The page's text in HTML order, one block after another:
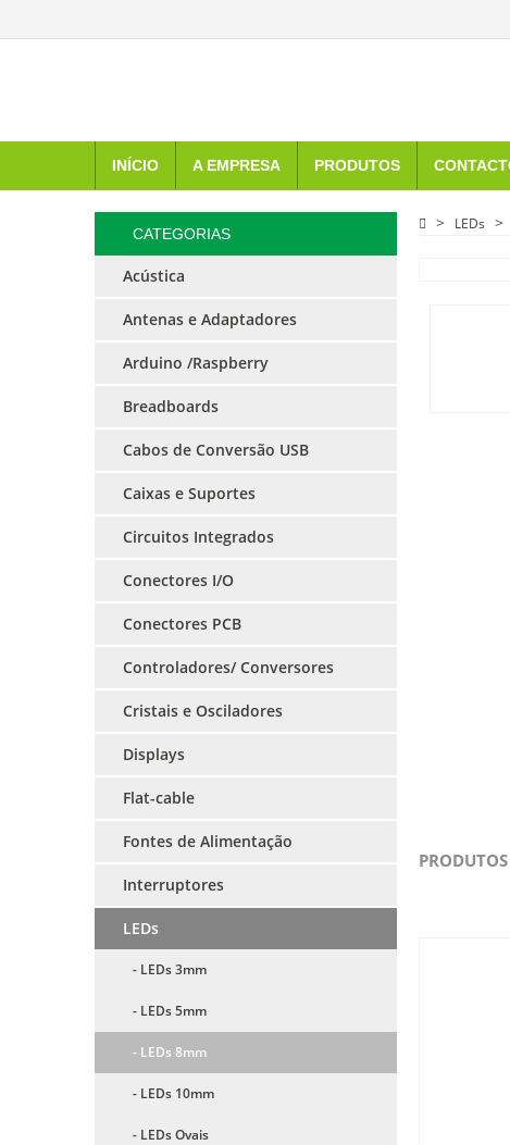
INÍCIO A EMPRESA PRODUTOS
CATEGORIAS
Acústica
Antenas e Adaptadores
Arduino /Raspberry
Breadboards
Cabos de Conversão USB
Caixas e Suportes
Circuitos Integrados
Conectores I/O
Conectores PCB
Controladores/ Conversores
Cristais e Osciladores
Displays
Flat-cable
Fontes de Alimentação
Interruptores
LEDs
- LEDs 3mm
- LEDs 5mm
- LEDs 8mm
- LEDs 10mm
- LEDs Ovais
LEDs